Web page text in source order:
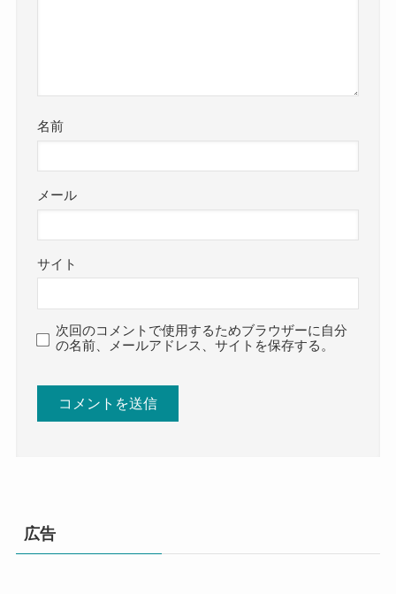
名前
メール
サイト
次回のコメントで使用するためブラウザーに自分
の名前、メールアドレス、サイトを保存する。
広告